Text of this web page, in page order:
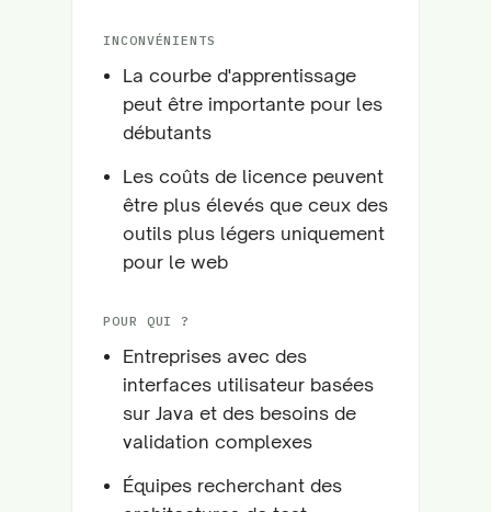
INCONVÉNIENTS
La courbe d'apprentissage
peut être importante pour les
débutants
Les coûts de licence peuvent
être plus élevés que ceux des
outils plus légers uniquement
pour le web
POUR QUI ?
Entreprises avec des
interfaces utilisateur basées
sur Java et des besoins de
validation complexes
Équipes recherchant des